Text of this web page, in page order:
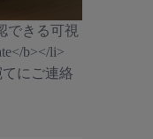
できる可視
b></li>
にご連絡